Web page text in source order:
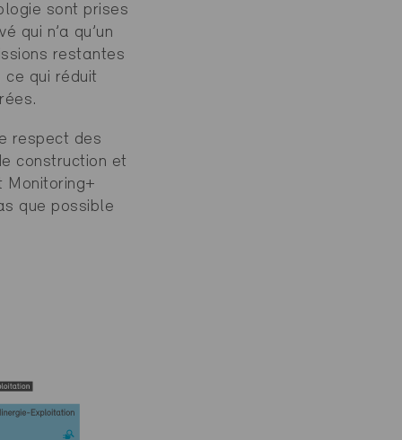
sont prises
qui n’a qu’un
restantes
qui réduit
respect des
construction et
que possible